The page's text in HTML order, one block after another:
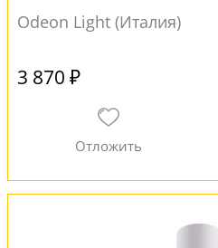
Odeon Light (Италия)
3 870 ₽